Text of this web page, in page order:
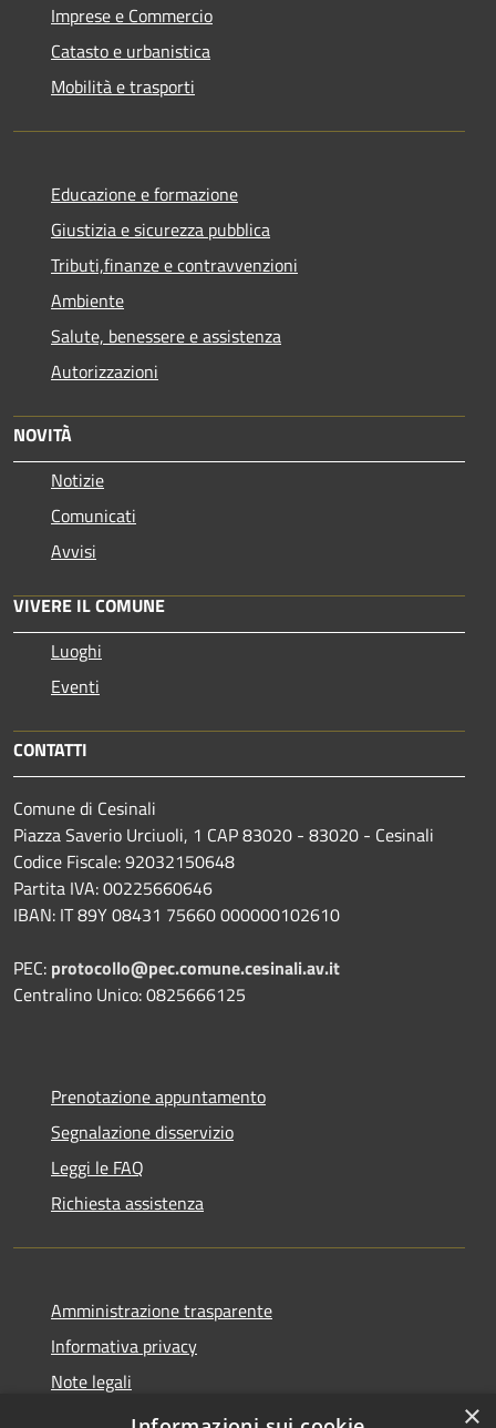
Imprese e Commercio
Catasto e urbanistica
Mobilità e trasporti
Educazione e formazione
Giustizia e sicurezza pubblica
Tributi,finanze e contravvenzioni
Ambiente
Salute, benessere e assistenza
Autorizzazioni
NOVITÀ
Notizie
Comunicati
Avvisi
VIVERE IL COMUNE
Luoghi
Eventi
CONTATTI
Comune di Cesinali
Piazza Saverio Urciuoli, 1 CAP 83020 - 83020 - Cesinali
Codice Fiscale: 92032150648
Partita IVA: 00225660646
IBAN: IT 89Y 08431 75660 000000102610
PEC: protocollo@pec.comune.cesinali.av.it
Centralino Unico: 0825666125
Prenotazione appuntamento
Segnalazione disservizio
Leggi le FAQ
Richiesta assistenza
Amministrazione trasparente
Informativa privacy
Note legali
Dichiarazione di accessibilità
×